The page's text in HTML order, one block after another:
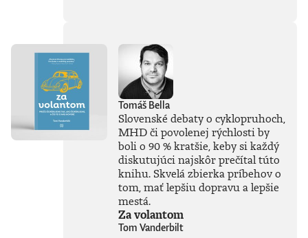
baviť: hitparáda
katastrofálnych
rozhodnutí,
pomýleného
hrdinstva a totálnej
straty súdnosti.
Autor rozpráva
príbehy, ktoré
formovali náš svet
a mali priam
neuveriteľné
následky. Napokon,
človeku sa hneď
lepšie zaspáva s
vedomím, že nech
už dnes pokazil
Tomáš Bella
Slovenské debaty o cyklopruhoch,
MHD či povolenej rýchlosti by
boli o 90 % kratšie, keby si každý
diskutujúci najskôr prečítal túto
knihu. Skvelá zbierka príbehov o
tom, mať lepšiu dopravu a lepšie
mestá.
Za volantom
Tom Vanderbilt